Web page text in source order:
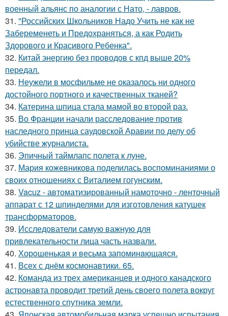
военный альянс по аналогии с Нато, - лавров.
31. "Российских Школьников Надо Учить не как не
Забеременеть и Предохраняться, а как Родить
Здорового и Красивого Ребенка".
32. Китай энергию без проводов с кпд выше 20%
передал.
33. Неужели в мосфильме не оказалось ни одного
достойного портного и качественных тканей?
34. Катерина шпица стала мамой во второй раз.
35. Во Франции начали расследование против
наследного принца саудовской Аравии по делу об
убийстве журналиста.
36. Эпичный таймлапс полета к луне.
37. Мария кожевникова поделилась воспоминаниями о
своих отношениях с Виталием гогунским.
38. Vacuz - автоматизированный намоточно - ленточный
аппарат с 12 шпинделями для изготовления катушек
трансформаторов.
39. Исследователи самую важную для
привлекательности лица часть назвали.
40. Хорoшенькая и весьма запоминaющаяся.
41. Всех с днём космонавтики. 65.
42. Команда из трех американцев и одного канадского
астронавта проводит третий день своего полета вокруг
естественного спутника земли.